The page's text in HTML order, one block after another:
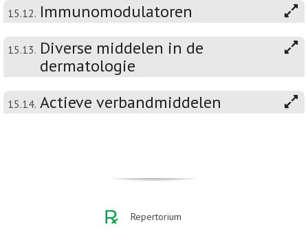
15.12. Immunomodulatoren
15.13. Diverse middelen in de
dermatologie
15.14. Actieve verbandmiddelen
Repertorium